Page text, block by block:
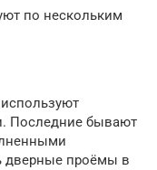
по нескольким
Последние бывают
дверные проёмы в